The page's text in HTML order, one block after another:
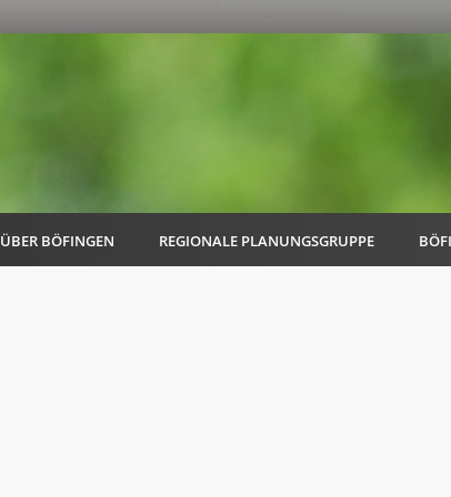
ÜBER BÖFINGEN REGIONALE PLANUNGSGRUPPE